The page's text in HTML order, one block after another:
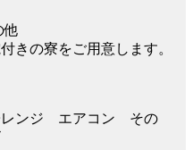
他
きの寮をご用意します。
ンジ エアコン その